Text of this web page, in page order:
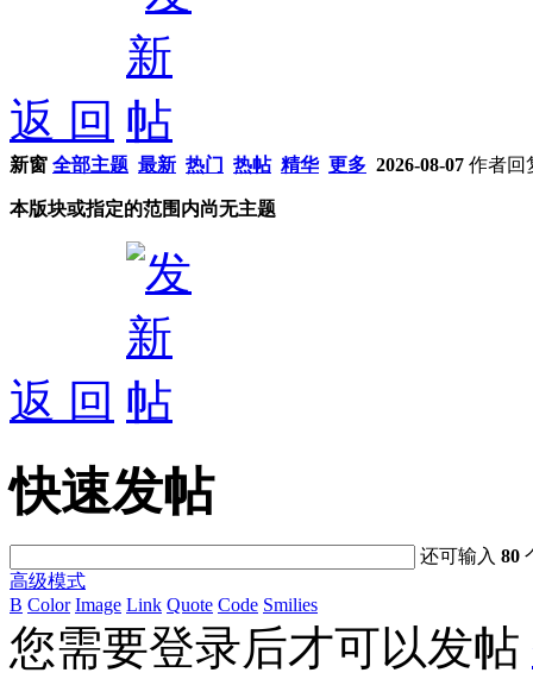
返 回
新窗 全部主题 最新 热门 热帖 精华 更多 2026-08-07 作者回
本版块或指定的范围内尚无主题
返 回
快速发帖
还可输入80
高级模式
B Color Image Link Quote Code Smilies
您需要登录后才可以发帖